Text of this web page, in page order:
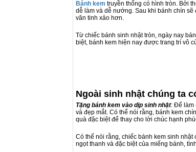
Bánh kem truyền thống có hình tròn. Bởi
dễ làm và dễ nướng. Sau khi bánh chín
văn tinh xảo hơn.
Từ chiếc bánh sinh nhật tròn, ngày nay
biệt, bánh kem hiện nay được trang trí vô
Ngoài sinh nhật chúng ta
Tặng bánh kem vào dịp sinh nhật: Để làm
và đẹp mắt. Có thể nói rằng, bánh kem
quà đặc biệt để thay cho lời chúc hạnh
Có thế nói rằng, chiếc bánh kem sinh
ngọt thanh và đặc biệt của miếng bánh,